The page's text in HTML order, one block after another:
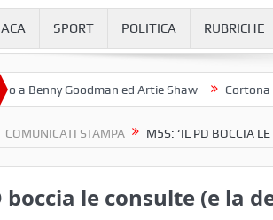
SPORT POLITICA RUBRICHE
Goodman ed Artie Shaw Cortona e
COMUNICATI STAMPA M5S: ‘IL PD BOCCIA
boccia le consulte (e la